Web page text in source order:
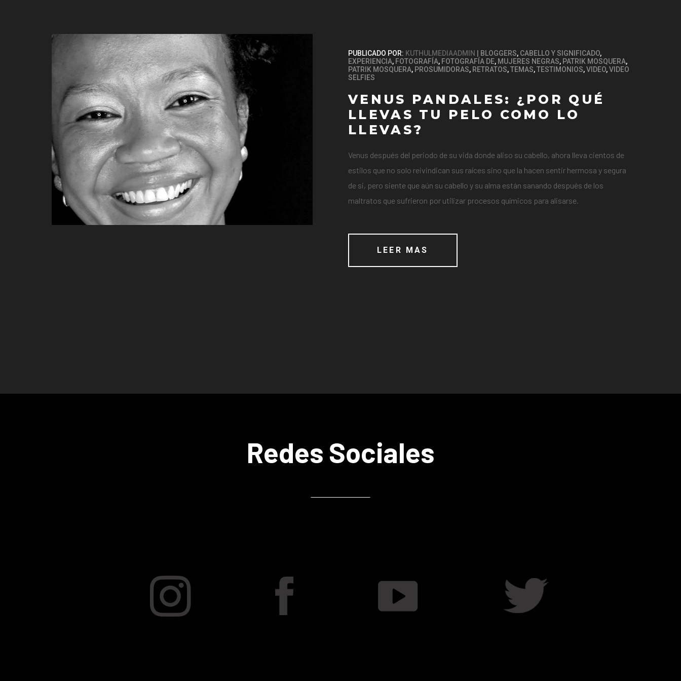
PUBLICADO POR: KUTHULMEDIAADMIN BLOGGERS, CABELLO Y SIGNIFICADO,
EXPERIENCIA, FOTOGRAFÍA, FOTOGRAFÍA DE, MUJERES NEGRAS, PATRIK MOSQUERA,
PATRIK MOSQUERA, PROSUMIDORAS, RETRATOS,TEMAS,TESTIMONIOS,VIDEO,VIDEO
SELFIES
VENUS PANDALES: ¿POR QUÉ
LLEVAS TU PELO COMO LO
LLEVAS?
Venus después del periodo de su vida donde aliso su cabello, ahora lleva cientos de
estilos que no solo reivindican sus raíces sino que la hacen sentir hermosa y segura
de si, pero siente que aún su cabello y su alma están sanando después de los
maltratos que sufrieron por utilizar procesos químicos para alisarse.
LEER MAS
Redes Sociales